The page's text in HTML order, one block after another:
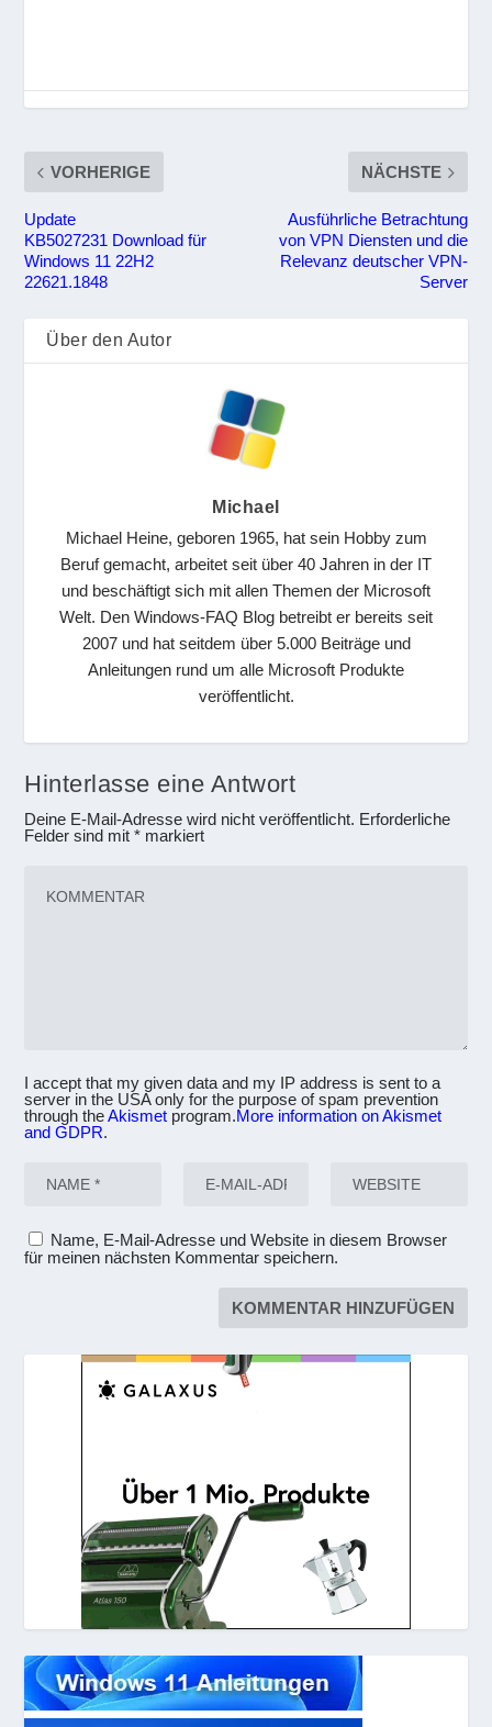
VORHERIGE
Update
KB5027231 Download für
Windows 11 22H2
22621.1848
NÄCHSTE
Ausführliche Betrachtung
von VPN Diensten und die
Relevanz deutscher VPN-
Server
Über den Autor
Michael
Michael Heine, geboren 1965, hat sein Hobby zum
Beruf gemacht, arbeitet seit über 40 Jahren in der IT
und beschäftigt sich mit allen Themen der Microsoft
Welt. Den Windows-FAQ Blog betreibt er bereits seit
2007 und hat seitdem über 5.000 Beiträge und
Anleitungen rund um alle Microsoft Produkte
veröffentlicht.
Hinterlasse eine Antwort
Deine E-Mail-Adresse wird nicht veröffentlicht. Erforderliche
Felder sind mit* markiert
I accept that my given data and my IP address is sent to a
server in the USA only for the purpose of spam prevention
through theAkismet program.More information on Akismet
and GDPR.
Name, E-Mail-Adresse und Website in diesem Browser
für meinen nächsten Kommentar speichern.